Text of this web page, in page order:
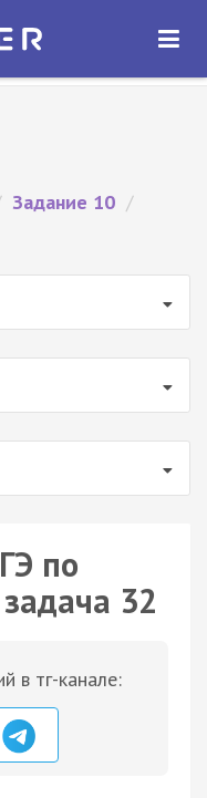
ОТКРЫТЬ
Задание 10 /
по
32
в тг-канале: